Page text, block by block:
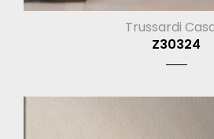
Trussardi
Z30324